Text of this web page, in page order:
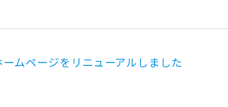
ームページをリニューアルしました